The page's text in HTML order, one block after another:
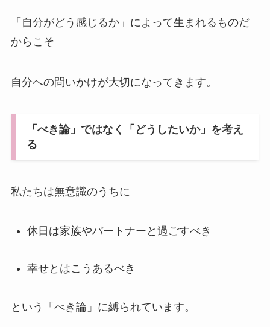
「自分がどう感じるか」によって生まれるものだ
からこそ
自分への問いかけが大切になってきます。
「べき論」ではなく「どうしたいか」を考え
る
私たちは無意識のうちに
休日は家族やパートナーと過ごすべき
幸せとはこうあるべき
という「べき論」に縛られています。